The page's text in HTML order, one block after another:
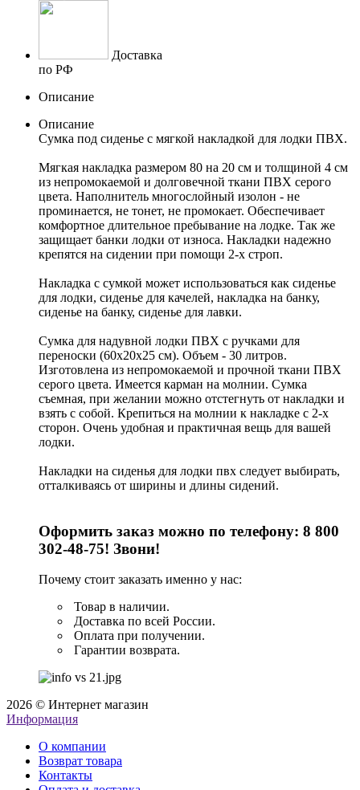
Доставка
по РФ
Описание
Описание
Сумка под сиденье с мягкой накладкой для лодки ПВХ.
Мягкая накладка размером 80 на 20 см и толщиной 4 см
из непромокаемой и долговечной ткани ПВХ серого
цвета. Наполнитель многослойный изолон - не
проминается, не тонет, не промокает. Обеспечивает
комфортное длительное пребывание на лодке. Так же
защищает банки лодки от износа. Накладки надежно
крепятся на сидении при помощи 2-х строп.
Накладка с сумкой может использоваться как сиденье
для лодки, сиденье для качелей, накладка на банку,
сиденье на банку, сиденье для лавки.
Сумка для надувной лодки ПВХ с ручками для
переноски (60х20х25 см). Объем - 30 литров.
Изготовлена из непромокаемой и прочной ткани ПВХ
серого цвета. Имеется карман на молнии. Сумка
съемная, при желании можно отстегнуть от накладки и
взять с собой. Крепиться на молнии к накладке с 2-х
сторон. Очень удобная и практичная вещь для вашей
лодки.
Накладки на сиденья для лодки пвх следует выбирать,
отталкиваясь от ширины и длины сидений.
Оформить заказ можно по телефону: 8 800
302-48-75! Звони!
Почему стоит заказать именно у нас:
Товар в наличии.
Доставка по всей России.
Оплата при получении.
Гарантии возврата.
2026 © Интернет магазин
Информация
О компании
Возврат товара
Контакты